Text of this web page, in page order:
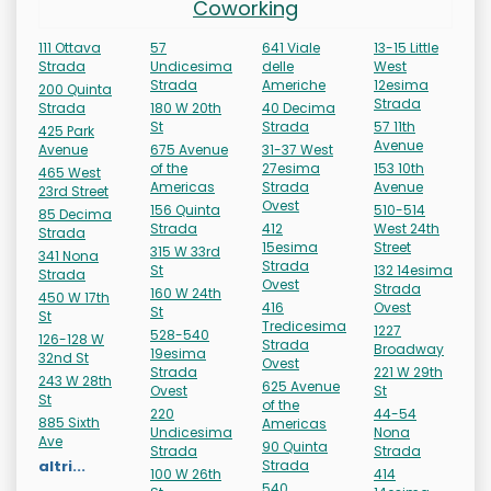
Coworking
111 Ottava
Strada
200 Quinta
Strada
425 Park
Avenue
465 West
23rd Street
85 Decima
Strada
341 Nona
Strada
450 W 17th
St
126-128 W
32nd St
243 W 28th
St
885 Sixth
Ave
altri...
57
Undicesima
Strada
180 W 20th
St
675 Avenue
of the
Americas
156 Quinta
Strada
315 W 33rd
St
160 W 24th
St
528-540
19esima
Strada
Ovest
220
Undicesima
Strada
100 W 26th
641 Viale
delle
Americhe
40 Decima
Strada
31-37 West
27esima
Strada
Ovest
412
15esima
Strada
Ovest
416
Tredicesima
Strada
Ovest
625 Avenue
of the
Americas
90 Quinta
Strada
13-15 Little
West
12esima
Strada
57 11th
Avenue
153 10th
Avenue
510-514
West 24th
Street
132 14esima
Strada
Ovest
1227
Broadway
221 W 29th
St
44-54
Nona
Strada
414